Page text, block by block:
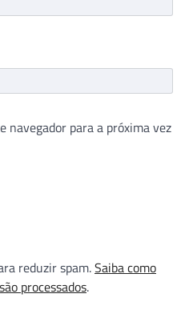
navegador para a próxima vez
reduzir spam.Saiba como
processados.